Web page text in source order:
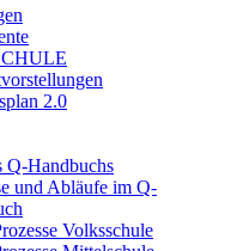
2.0
Q-Handbuchs
und Abläufe im Q-
Volksschule